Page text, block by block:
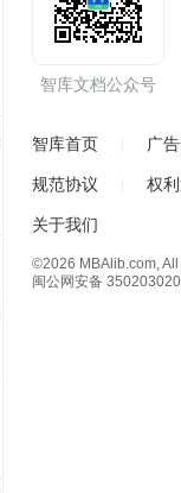
智库文档公众号
智库首页 广
规范协议 权
关于我们
©2026 MBAlib.com,
闽公网安备